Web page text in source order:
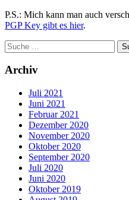
P.S.: Mich kann man auch
PGP Key gibt es hier.
Archiv
Juli 2021
Juni 2021
Februar 2021
Dezember 2020
November 2020
Oktober 2020
September 2020
Juli 2020
Juni 2020
Oktober 2019